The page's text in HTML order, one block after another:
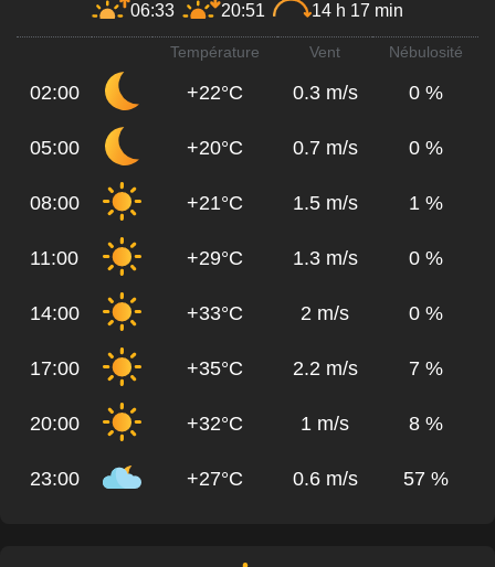
06:33 20:51 14 h 17 min
Température Vent Nébulosité
02:00 +22°C 0.3 m/s 0 %
05:00 +20°C 0.7 m/s 0 %
08:00 +21°C 1.5 m/s 1 %
11:00 +29°C 1.3 m/s 0 %
14:00 +33°C 2 m/s 0 %
17:00 +35°C 2.2 m/s 7 %
20:00 +32°C 1 m/s 8 %
23:00 +27°C 0.6 m/s 57 %